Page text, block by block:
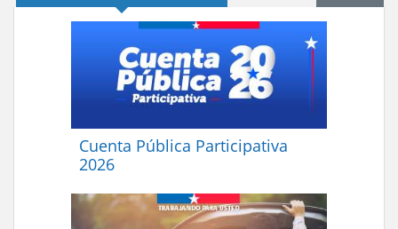
Cuenta Pública Participativa
2026